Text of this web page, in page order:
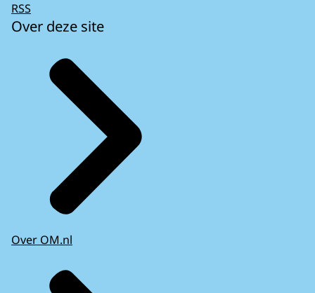
RSS
Over deze site
Over OM.nl